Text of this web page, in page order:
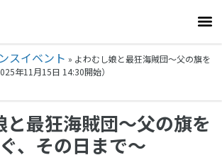
スイベント » よわむし娘と最狂海賊団〜父の旗を
年11月15日 14:30開始）
と最狂海賊団〜父の旗を
、その日まで〜